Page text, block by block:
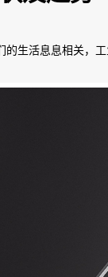
的生活息息相关，